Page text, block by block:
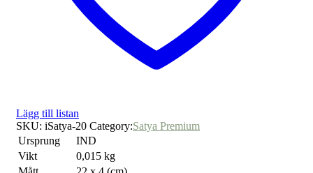
Lägg till listan
SKU: iSatya-20 Category:Satya Premium
Ursprung
IND
Vikt
0,015 kg